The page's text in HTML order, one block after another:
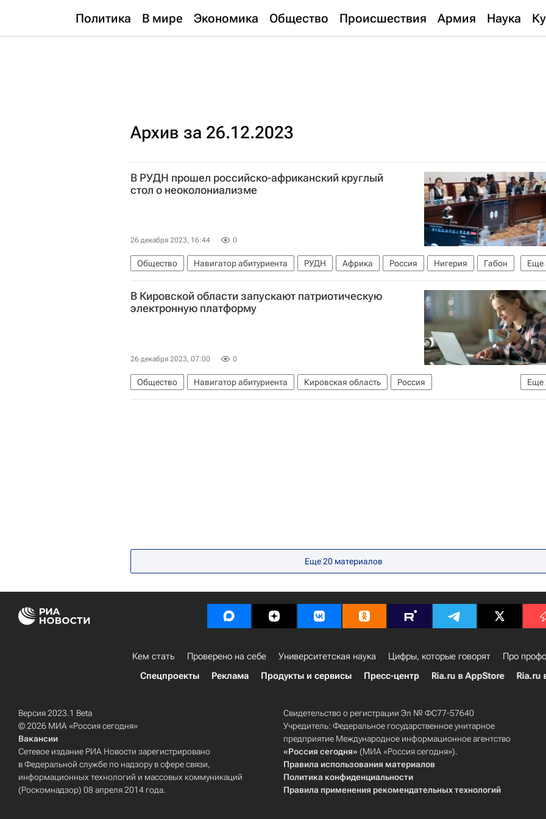
Политика В мире Экономика Общество Происшествия Армия Наука
Архив за 26.12.2023
В РУДН прошел российско-африканский круглый
стол о неоколониализме
26 декабря 2023, 16:44 0
Еще
Общество Навигатор абитуриента РУДН Африка Россия Нигерия
Габон
Российская академия наук
Мали
Министерство науки и высшего образования РФ (Минобрнауки России)
В Кировской области запускают патриотическую
электронную платформу
26 декабря 2023, 07:00 0
Еще
Общество Навигатор абитуриента Кировская область
Россия
Вятский государственный университет
история
Еще 20 материалов
Кем стать Проверено на себе Университетская наука Цифры, которые говорят
Про
Спецпроекты
Реклама Продукты и сервисы Пресс-центр Ria.ru в AppStore Ria.ru
Версия 2023.1 Beta
© 2026 МИА «Россия сегодня»
Вакансии
Сетевое издание РИА Новости зарегистрировано
в Федеральной службе по надзору в сфере связи,
информационных технологий и массовых коммуникаций
(Роскомнадзор) 08 апреля 2014 года.
Свидетельство о регистрации Эл № ФС77-57640
Учредитель: Федеральное государственное унитарное
предприятие Международное информационное агентство
«Россия сегодня» (МИА «Россия сегодня»).
Правила использования материалов
Политика конфиденциальности
Правила применения рекомендательных технологий